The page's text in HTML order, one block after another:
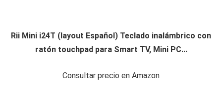
Rii Mini i24T (layout Español) Teclado inalámbrico con
ratón touchpad para Smart TV, Mini PC...
Consultar precio en Amazon